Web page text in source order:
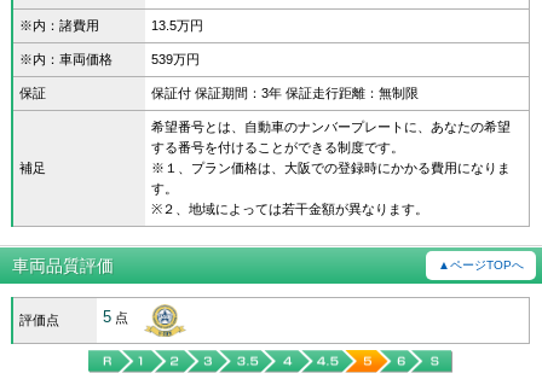
※内：諸費用 13.5万円
※内：車両価格 539万円
保証 保証付 保証期間：3年 保証走行距離：無制限
補足
希望番号とは、自動車のナンバープレートに、あなたの希望
する番号を付けることができる制度です。
※１、プラン価格は、大阪での登録時にかかる費用になりま
す。
※２、地域によっては若干金額が異なります。
車両品質評価 ▲ページTOPへ
評価点 5 点